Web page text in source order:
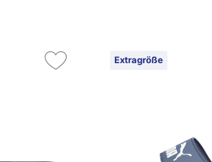
Extragröße